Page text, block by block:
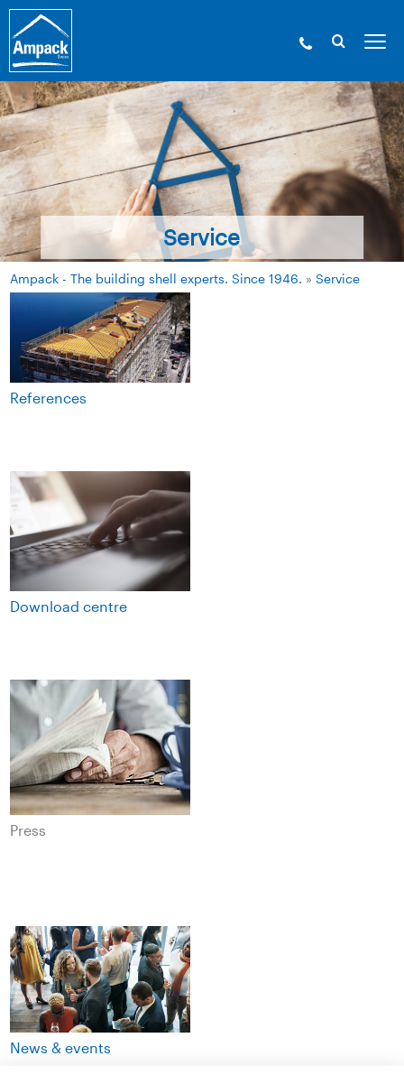
Service
Ampack - The building shell experts. Since 1946. »Service
References
Download centre
Press
News & events